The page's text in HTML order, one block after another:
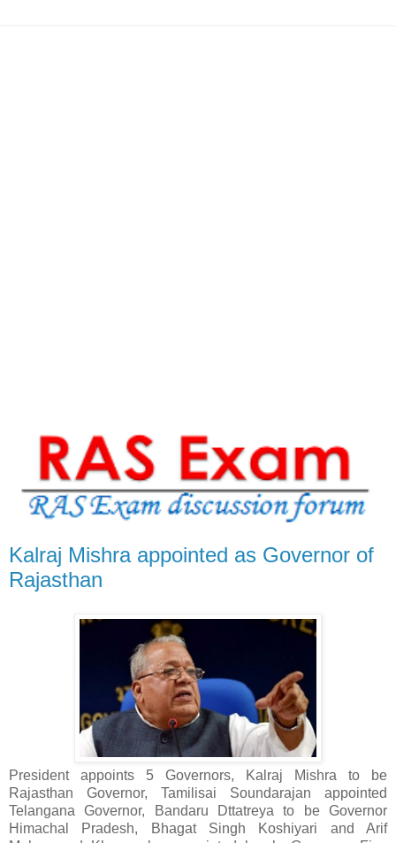
Kalraj Mishra appointed as Governor of
Rajasthan
President appoints 5 Governors, Kalraj Mishra to be
Rajasthan Governor, Tamilisai Soundarajan appointed
Telangana Governor, Bandaru Dttatreya to be Governor
Himachal Pradesh, Bhagat Singh Koshiyari and Arif